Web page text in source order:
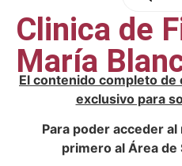
Clinica de
María
El contenido completo de
exclusivo para
Para poder acceder
primero al Área de